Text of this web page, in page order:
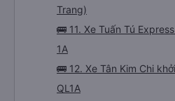
Trang)
🚌 11. Xe Tuấn Tú
1A
🚌 12. Xe Tân Kim Chi
QL1A